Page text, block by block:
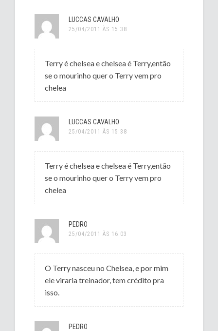
LUCCAS CAVALHO
25/04/2011 ÀS 15:38
Terry é chelsea e chelsea é Terry,então
se o mourinho quer o Terry vem pro
chelea
LUCCAS CAVALHO
25/04/2011 ÀS 15:38
Terry é chelsea e chelsea é Terry,então
se o mourinho quer o Terry vem pro
chelea
PEDRO
25/04/2011 ÀS 16:03
O Terry nasceu no Chelsea, e por mim
ele viraria treinador, tem crédito pra
isso.
PEDRO